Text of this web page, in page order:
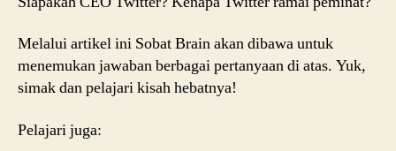
Melalui artikel ini Sobat Brain akan dibawa untuk
menemukan jawaban berbagai pertanyaan di atas. Yuk,
simak dan pelajari kisah hebatnya!
Pelajari juga: